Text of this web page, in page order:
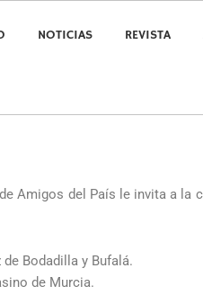
NOTICIAS REVISTA
Amigos del País le invita a la
de Bodadilla y Bufalá.
de Murcia.